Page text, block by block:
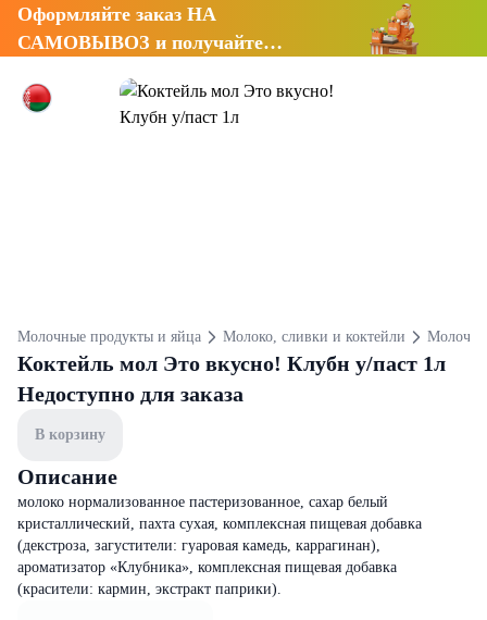
Оформляйте заказ НА
САМОВЫВОЗ и получайте
Молочные продукты и яйца Молоко, сливки и коктейли
Коктейль мол Это вкусно! Клубн у/паст 1л
Недоступно для заказа
В корзину
Описание
молоко нормализованное пастеризованное, сахар белый
кристаллический, пахта сухая, комплексная пищевая добавка
(декстроза, загустители: гуаровая камедь, каррагинан),
ароматизатор «Клубника», комплексная пищевая добавка
(красители: кармин, экстракт паприки).